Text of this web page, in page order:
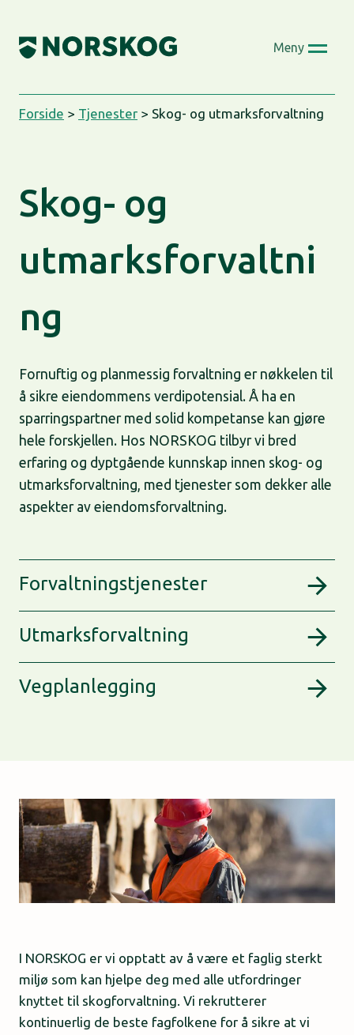
content
Meny
Forside > Tjenester > Skog- og utmarksforvaltning
Skog- og
utmarksforvaltni
ng
Fornuftig og planmessig forvaltning er nøkkelen til
å sikre eiendommens verdipotensial. Å ha en
sparringspartner med solid kompetanse kan gjøre
hele forskjellen. Hos NORSKOG tilbyr vi bred
erfaring og dyptgående kunnskap innen skog- og
utmarksforvaltning, med tjenester som dekker alle
aspekter av eiendomsforvaltning.
Forvaltningstjenester
Utmarksforvaltning
Vegplanlegging
I NORSKOG er vi opptatt av å være et faglig sterkt
miljø som kan hjelpe deg med alle utfordringer
knyttet til skogforvaltning. Vi rekrutterer
kontinuerlig de beste fagfolkene for å sikre at vi